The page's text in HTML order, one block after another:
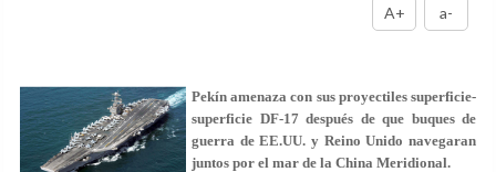
A+ a-
Pekín amenaza con sus proyectiles superficie-
superficie DF-17 después de que buques de
guerra de EE.UU. y Reino Unido navegaran
juntos por el mar de la China Meridional.